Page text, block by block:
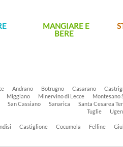
MANGIARE E
BERE
Andrano Botrugno Casarano
Miggiano Minervino di Lecce Montesano
San Cassiano Sanarica Santa Cesarea
Tuglie
Castiglione Cocumola Felline